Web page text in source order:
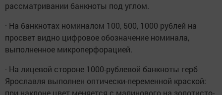
рассматривании банкноты под углом.
· На банкнотах номиналом 100, 500, 1000 рублей на
просвет видно цифровое обозначение номинала,
выполненное микроперфорацией.
· На лицевой стороне 1000-рублевой банкноты герб
Ярославля выполнен оптически-переменной краской: